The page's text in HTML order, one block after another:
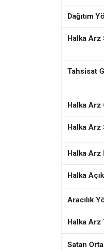
Dağıtım
Halka Arz
Tahsisat
Halka Arz
Halka Arz
Halka Arz
Halka
Aracılık
Halka Arz
Satan